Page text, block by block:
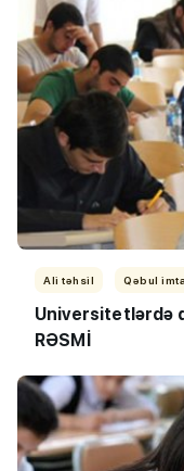
Ali təhsil Qəbul
Universitetlərdə
RƏSMİ